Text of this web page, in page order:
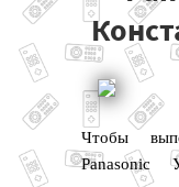
Чтобы
Panasonic